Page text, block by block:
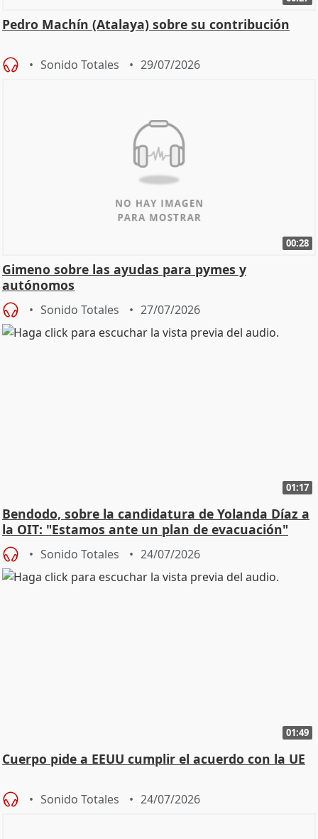
Pedro Machín (Atalaya) sobre su contribución
Sonido Totales 29/07/2026
00:28
Gimeno sobre las ayudas para pymes y
autónomos
Sonido Totales 27/07/2026
01:17
Bendodo, sobre la candidatura de Yolanda Díaz a
la OIT: "Estamos ante un plan de evacuación"
Sonido Totales 24/07/2026
01:49
Cuerpo pide a EEUU cumplir el acuerdo con la UE
Sonido Totales 24/07/2026